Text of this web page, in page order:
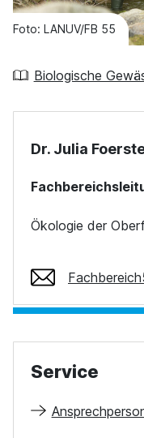
Foto: LANUV/FB 55
Biologische
Dr. Julia
Ökologie der
Service